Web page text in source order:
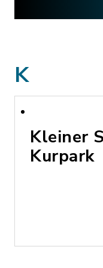
K
Kleiner
Kurpark